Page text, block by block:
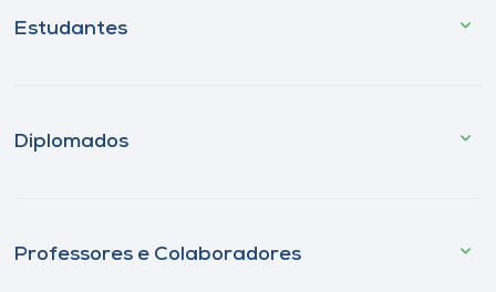
Estudantes
Diplomados
Professores e Colaboradores